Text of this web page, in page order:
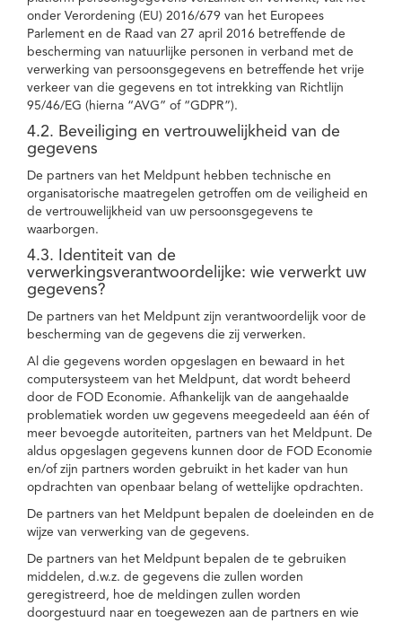
onder Verordening (EU) 2016/679 van het Europees
Parlement en de Raad van 27 april 2016 betreffende de
bescherming van natuurlijke personen in verband met de
verwerking van persoonsgegevens en betreffende het vrije
verkeer van die gegevens en tot intrekking van Richtlijn
95/46/EG (hierna “AVG” of “GDPR”).
4.2. Beveiliging en vertrouwelijkheid van de
gegevens
De partners van het Meldpunt hebben technische en
organisatorische maatregelen getroffen om de veiligheid en
de vertrouwelijkheid van uw persoonsgegevens te
waarborgen.
4.3. Identiteit van de
verwerkingsverantwoordelijke: wie verwerkt uw
gegevens?
De partners van het Meldpunt zijn verantwoordelijk voor de
bescherming van de gegevens die zij verwerken.
Al die gegevens worden opgeslagen en bewaard in het
computersysteem van het Meldpunt, dat wordt beheerd
door de FOD Economie. Afhankelijk van de aangehaalde
problematiek worden uw gegevens meegedeeld aan één of
meer bevoegde autoriteiten, partners van het Meldpunt. De
aldus opgeslagen gegevens kunnen door de FOD Economie
en/of zijn partners worden gebruikt in het kader van hun
opdrachten van openbaar belang of wettelijke opdrachten.
De partners van het Meldpunt bepalen de doeleinden en de
wijze van verwerking van de gegevens.
De partners van het Meldpunt bepalen de te gebruiken
middelen, d.w.z. de gegevens die zullen worden
geregistreerd, hoe de meldingen zullen worden
doorgestuurd naar en toegewezen aan de partners en wie